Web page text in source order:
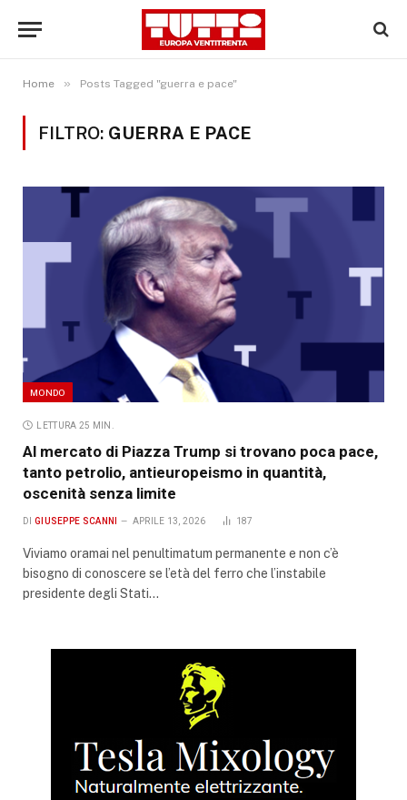
Home » Posts Tagged "guerra e pace"
FILTRO: GUERRA E PACE
MONDO
LETTURA 25 MIN.
Al mercato di Piazza Trump si trovano poca pace,
tanto petrolio, antieuropeismo in quantità,
oscenità senza limite
DI GIUSEPPE SCANNI APRILE 13, 2026 187
Viviamo oramai nel penultimatum permanente e non c’è
bisogno di conoscere se l’età del ferro che l’instabile
presidente degli Stati…